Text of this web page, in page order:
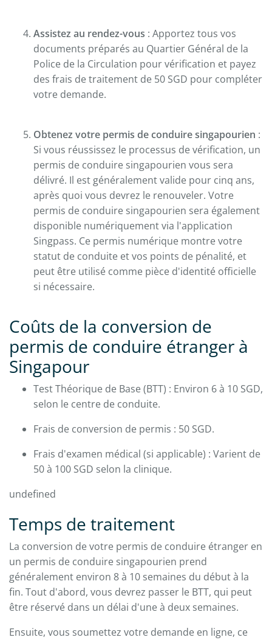
Assistez au rendez-vous : Apportez tous vos
documents préparés au Quartier Général de la
Police de la Circulation pour vérification et payez
des frais de traitement de 50 SGD pour compléter
votre demande.
Obtenez votre permis de conduire singapourien :
Si vous réussissez le processus de vérification, un
permis de conduire singapourien vous sera
délivré. Il est généralement valide pour cinq ans,
après quoi vous devrez le renouveler. Votre
permis de conduire singapourien sera également
disponible numériquement via l'application
Singpass. Ce permis numérique montre votre
statut de conduite et vos points de pénalité, et
peut être utilisé comme pièce d'identité officielle
si nécessaire.
Coûts de la conversion de
permis de conduire étranger à
Singapour
Test Théorique de Base (BTT) : Environ 6 à 10 SGD,
selon le centre de conduite.
Frais de conversion de permis : 50 SGD.
Frais d'examen médical (si applicable) : Varient de
50 à 100 SGD selon la clinique.
undefined
Temps de traitement
La conversion de votre permis de conduire étranger en
un permis de conduire singapourien prend
généralement environ 8 à 10 semaines du début à la
fin. Tout d'abord, vous devrez passer le BTT, qui peut
être réservé dans un délai d'une à deux semaines.
Ensuite, vous soumettez votre demande en ligne, ce